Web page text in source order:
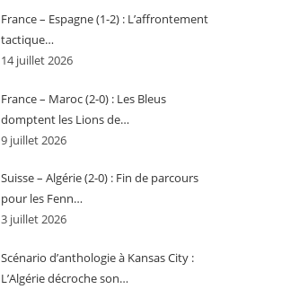
France – Espagne (1-2) : L’affrontement
tactique…
14 juillet 2026
France – Maroc (2-0) : Les Bleus
domptent les Lions de…
9 juillet 2026
Suisse – Algérie (2-0) : Fin de parcours
pour les Fenn…
3 juillet 2026
Scénario d’anthologie à Kansas City :
L’Algérie décroche son…